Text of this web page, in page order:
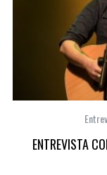
ENTREVISTA